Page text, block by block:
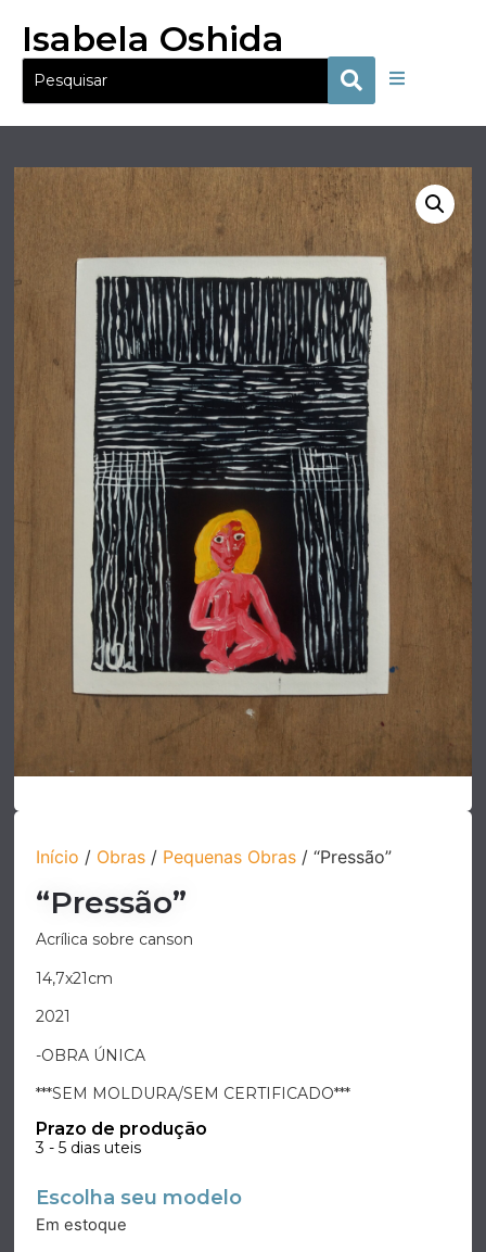
Isabela Oshida
Início / Obras / Pequenas Obras / “Pressão”
“Pressão”
Acrílica sobre canson
14,7x21cm
2021
-OBRA ÚNICA
***SEM MOLDURA/SEM CERTIFICADO***
Prazo de produção
3 - 5 dias uteis
Escolha seu modelo
Em estoque